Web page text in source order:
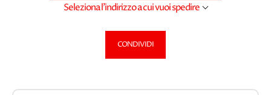
Seleziona l'indirizzo a cui vuoi spedire
CONDIVIDI